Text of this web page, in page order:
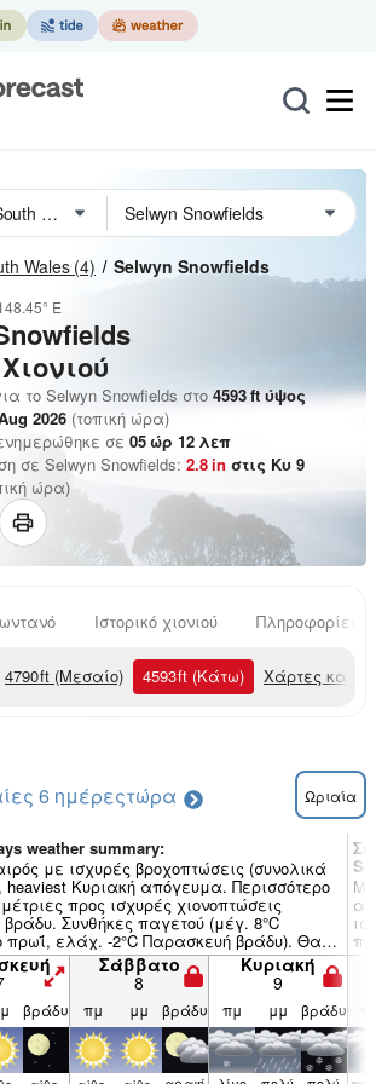
Wales (4) Selwyn Snowfields
E
το Selwyn Snowfields στο 4593ftύψος
2026 (τοπική ώρα)
σε 05ώρ 12 λεπ
σε Selwyn Snowfields: 2.8in στις Κυ 9
ώρα)
Ιστορικό χιονιού Πληροφορίες
4790ft (Μεσαίο) 4593ft (Κάτω) Χάρτες
6 ημέρεςτώρα Ωριαία
weather summary:
με ισχυρές βροχοπτώσεις (συνολικά
heaviest Κυριακή απόγευμα. Περισσότερο
προς ισχυρές χιονοπτώσεις
βράδυ. Συνθήκες παγετού (μέγ. 8°C
πρωΐ, ελάχ. -2°C Παρασκευή βράδυ). Θα
η ένταση των ανέμων (αίθριος Παρασκευή
άνεμοι ΒΔ από Κυριακή βράδυ).
Σάββατο
8
Κυριακή
9
βράδυ πμ μμ βράδυ πμ μμ βράδυ